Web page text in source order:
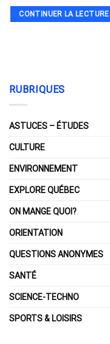
CONTINUER LA LECTURE
RUBRIQUES
ASTUCES – ÉTUDES
CULTURE
ENVIRONNEMENT
EXPLORE QUÉBEC
ON MANGE QUOI?
ORIENTATION
QUESTIONS ANONYMES
SANTÉ
SCIENCE-TECHNO
SPORTS & LOISIRS